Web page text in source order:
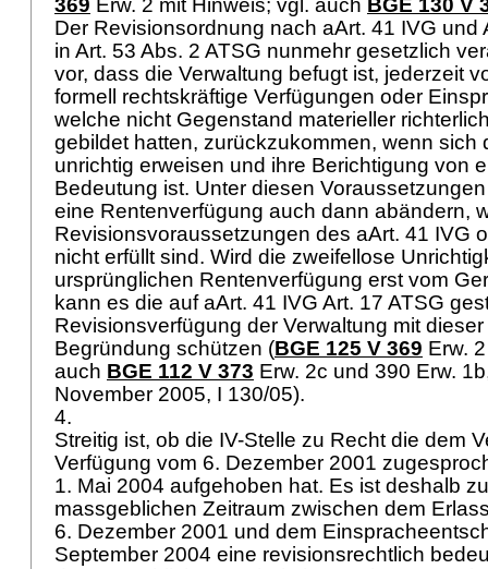
369 Erw. 2 mit Hinweis; vgl. auch BGE 130 V
Der Revisionsordnung nach aArt. 41 IVG und
in Art. 53 Abs. 2 ATSG nunmehr gesetzlich
vor, dass die Verwaltung befugt ist, jederzeit
formell rechtskräftige Verfügungen oder
welche nicht Gegenstand materieller
gebildet hatten, zurückzukommen, wenn sich
unrichtig erweisen und ihre Berichtigung von
Bedeutung ist. Unter diesen
eine Rentenverfügung auch dann abändern,
Revisionsvoraussetzungen des aArt. 41 IVG
nicht erfüllt sind. Wird die zweifellose
ursprünglichen Rentenverfügung erst vom
kann es die auf aArt. 41 IVG Art. 17 ATSG
Revisionsverfügung der Verwaltung mit
Begründung schützen (BGE 125 V 369 Erw.
auch BGE 112 V 373 Erw. 2c und 390 Erw.
November 2005, I 130/05).
4.
Streitig ist, ob die IV-Stelle zu Recht die dem
Verfügung vom 6. Dezember 2001
1. Mai 2004 aufgehoben hat. Es ist deshalb
massgeblichen Zeitraum zwischen dem
6. Dezember 2001 und dem
September 2004 eine revisionsrechtlich